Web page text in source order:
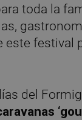
toda la
este festival
del